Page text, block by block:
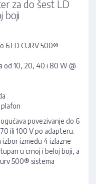
za do šest LD
boji
6 LD CURV 500®
od 10, 20, 40 i 80 W @
plafon
povezivanje do 6
ili 100 V po adapteru.
između 4 izlazne
u crnoj i beloj boji, a
500® sistema